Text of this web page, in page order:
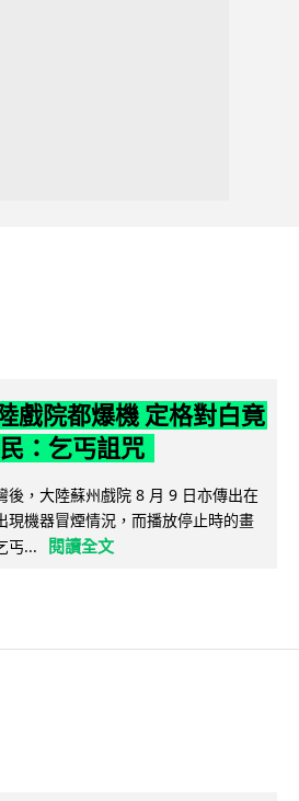
戲院都爆機 定格對白竟
：乞丐詛咒
後，大陸蘇州戲院 8 月 9 日亦傳出在
現機器冒煙情況，而播放停止時的畫
丐...
閱讀全文